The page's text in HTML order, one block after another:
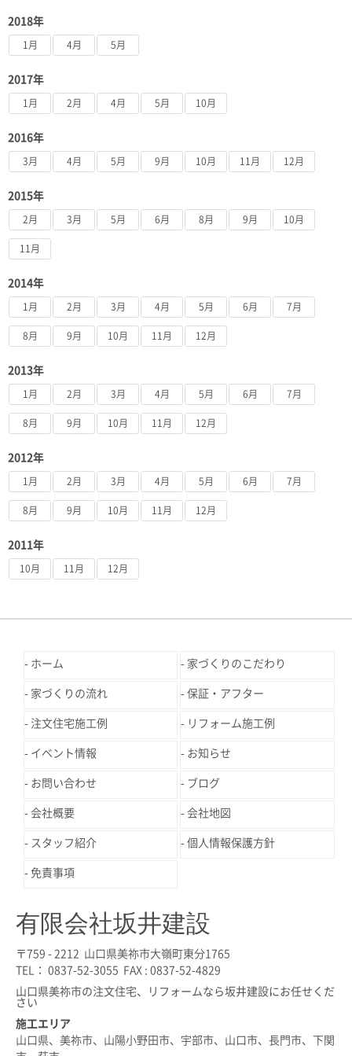
2018年
1月 4月 5月
2017年
1月 2月 4月 5月 10月
2016年
3月 4月 5月 9月 10月 11月 12月
2015年
2月 3月 5月 6月 8月 9月 10月
11月
2014年
1月 2月 3月 4月 5月 6月 7月
8月 9月 10月 11月 12月
2013年
1月 2月 3月 4月 5月 6月 7月
8月 9月 10月 11月 12月
2012年
1月 2月 3月 4月 5月 6月 7月
8月 9月 10月 11月 12月
2011年
10月 11月 12月
ホーム 家づくりのこだわり
家づくりの流れ 保証・アフター
注文住宅施工例 リフォーム施工例
イベント情報 お知らせ
お問い合わせ ブログ
会社概要 会社地図
スタッフ紹介 個人情報保護方針
免責事項
有限会社坂井建設
〒759 - 2212 山口県美祢市大嶺町東分1765
TEL： 0837-52-3055 FAX : 0837-52-4829
山口県美祢市の注文住宅、リフォームなら坂井建設にお任せくだ
さい
施工エリア
山口県、美祢市、山陽小野田市、宇部市、山口市、長門市、下関